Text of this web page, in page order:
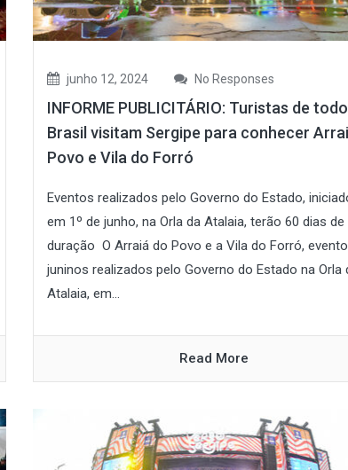
junho 12, 2024 No Responses
INFORME PUBLICITÁRIO: Turistas de
Brasil visitam Sergipe para conhecer
Povo e Vila do Forró
Eventos realizados pelo Governo do Estado,
em 1º de junho, na Orla da Atalaia, terão 60 dias de
duração O Arraiá do Povo e a Vila do Forró,
juninos realizados pelo Governo do Estado na Orla
Atalaia, em...
Read More